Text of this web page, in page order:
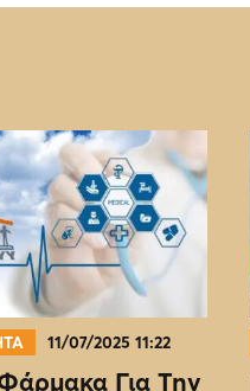
11/07/2025 11:22
Για Την